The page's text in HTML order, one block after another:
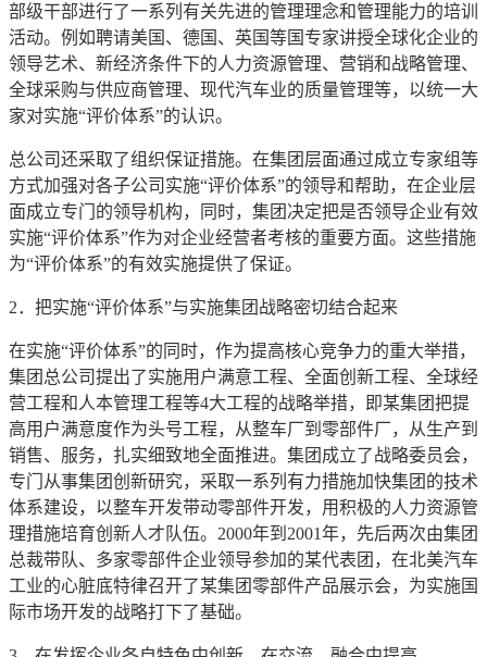
部级干部进行了一系列有关先进的管理理念和管理能力的培训
活动。例如聘请美国、德国、英国等国专家讲授全球化企业的
领导艺术、新经济条件下的人力资源管理、营销和战略管理、
全球采购与供应商管理、现代汽车业的质量管理等，以统一大
家对实施“评价体系”的认识。
总公司还采取了组织保证措施。在集团层面通过成立专家组等
方式加强对各子公司实施“评价体系”的领导和帮助，在企业层
面成立专门的领导机构，同时，集团决定把是否领导企业有效
实施“评价体系”作为对企业经营者考核的重要方面。这些措施
为“评价体系”的有效实施提供了保证。
2．把实施“评价体系”与实施集团战略密切结合起来
在实施“评价体系”的同时，作为提高核心竞争力的重大举措，
集团总公司提出了实施用户满意工程、全面创新工程、全球经
营工程和人本管理工程等4大工程的战略举措，即某集团把提
高用户满意度作为头号工程，从整车厂到零部件厂，从生产到
销售、服务，扎实细致地全面推进。集团成立了战略委员会，
专门从事集团创新研究，采取一系列有力措施加快集团的技术
体系建设，以整车开发带动零部件开发，用积极的人力资源管
理措施培育创新人才队伍。2000年到2001年，先后两次由集团
总裁带队、多家零部件企业领导参加的某代表团，在北美汽车
工业的心脏底特律召开了某集团零部件产品展示会，为实施国
际市场开发的战略打下了基础。